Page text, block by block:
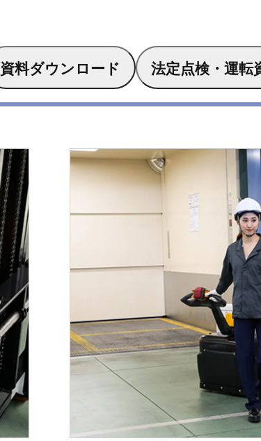
資料ダウンロード 法定点検・運転